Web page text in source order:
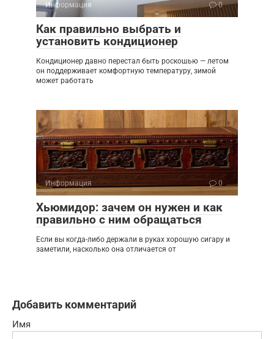
Информация 0
Как правильно выбрать и
установить кондиционер
Кондиционер давно перестал быть роскошью — летом
он поддерживает комфортную температуру, зимой
может работать
Информация 0
Хьюмидор: зачем он нужен и как
правильно с ним обращаться
Если вы когда-либо держали в руках хорошую сигару и
заметили, насколько она отличается от
Добавить комментарий
Имя